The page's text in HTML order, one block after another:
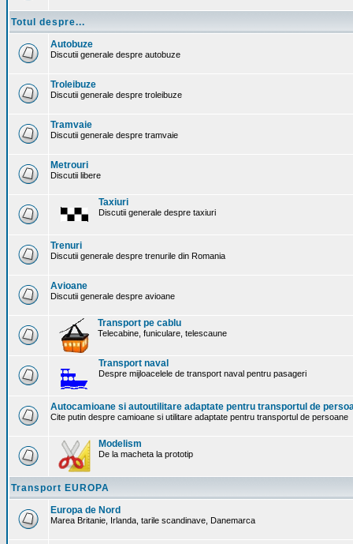
Totul despre...
Autobuze
Discutii generale despre autobuze
Troleibuze
Discutii generale despre troleibuze
Tramvaie
Discutii generale despre tramvaie
Metrouri
Discutii libere
Taxiuri
Discutii generale despre taxiuri
Trenuri
Discutii generale despre trenurile din Romania
Avioane
Discutii generale despre avioane
Transport pe cablu
Telecabine, funiculare, telescaune
Transport naval
Despre mijloacelele de transport naval pentru pasageri
Autocamioane si autoutilitare adaptate pentru transportul de
Cite putin despre camioane si utilitare adaptate pentru transportul de persoane
Modelism
De la macheta la prototip
Transport EUROPA
Europa de Nord
Marea Britanie, Irlanda, tarile scandinave, Danemarca